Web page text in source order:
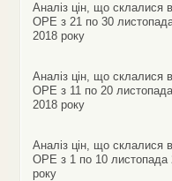
Аналіз цін, що склалися в
ОРЕ з 21 по 30
2018 року
Аналіз цін, що склалися в
ОРЕ з 11 по 20 листопада
2018 року
Аналіз цін, що склалися в
ОРЕ з 1 по 10 листопада
року